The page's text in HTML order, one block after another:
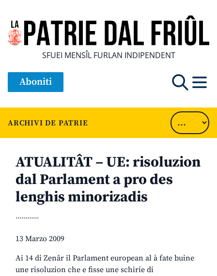
SFUEI MENSÎL FURLAN INDIPENDENT
Aboniti
ARCHIVI DE PATRIE
ATUALITÂT – UE: risoluzion
dal Parlament a pro des
lenghis minorizadis
............
13 Marzo 2009
Ai 14 di Zenâr il Parlament european al à fate buine
une risoluzion che e fisse une schirie di